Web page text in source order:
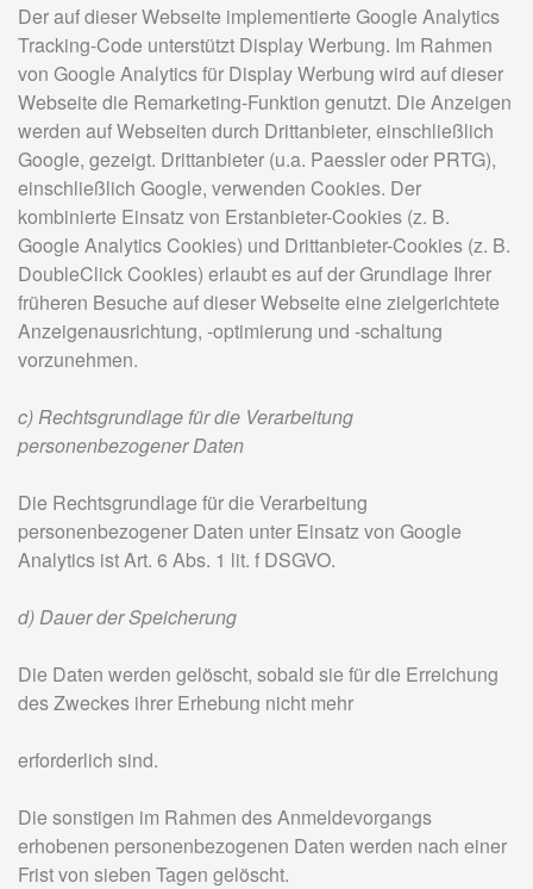
Der auf dieser Webseite implementierte Google Analytics
Tracking-Code unterstützt Display Werbung. Im Rahmen
von Google Analytics für Display Werbung wird auf dieser
Webseite die Remarketing-Funktion genutzt. Die Anzeigen
werden auf Webseiten durch Drittanbieter, einschließlich
Google, gezeigt. Drittanbieter (u.a. Paessler oder PRTG),
einschließlich Google, verwenden Cookies. Der
kombinierte Einsatz von Erstanbieter-Cookies (z. B.
Google Analytics Cookies) und Drittanbieter-Cookies (z. B.
DoubleClick Cookies) erlaubt es auf der Grundlage Ihrer
früheren Besuche auf dieser Webseite eine zielgerichtete
Anzeigenausrichtung, -optimierung und -schaltung
vorzunehmen.
c) Rechtsgrundlage für die Verarbeitung
personenbezogener Daten
Die Rechtsgrundlage für die Verarbeitung
personenbezogener Daten unter Einsatz von Google
Analytics ist Art. 6 Abs. 1 lit. f DSGVO.
d) Dauer der Speicherung
Die Daten werden gelöscht, sobald sie für die Erreichung
des Zweckes ihrer Erhebung nicht mehr
erforderlich sind.
Die sonstigen im Rahmen des Anmeldevorgangs
erhobenen personenbezogenen Daten werden nach einer
Frist von sieben Tagen gelöscht.